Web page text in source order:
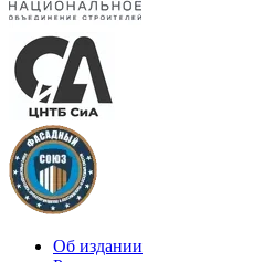
Об издании